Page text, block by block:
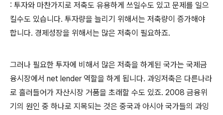
: 투자와 마찬가지로 저축도 유용하게 쓰일수도 있고 문제를 일으
킬수도 있습니다. 투자량을 늘리기 위해서는 저축량이 증가해야
합니다. 경제성장을 위해서는 많은 저축이 필요하죠.
그러나 필요한 투자에 비해서 많은 저축을 하게된 국가는 국제금
융시장에서 net lender 역할을 하게 됩니다. 과잉저축은 다른나라
로 흘러들어가 자산시장 거품을 초래할 수도 있죠. 2008 금융위
기의 원인 중 하나로 지목되는 것은 중국과 아시아 국가들의 과잉